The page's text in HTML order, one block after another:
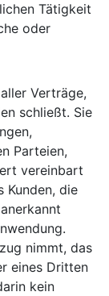
Tätigkeit
oder
Verträge,
schließt. Sie
Parteien,
vereinbart
Kunden, die
nimmt, das
eines Dritten
kein